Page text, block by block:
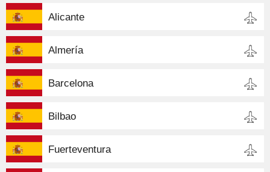
Alicante
Almería
Barcelona
Bilbao
Fuerteventura